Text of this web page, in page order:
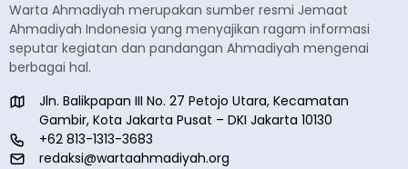
Warta Ahmadiyah merupakan sumber resmi Jemaat
Ahmadiyah Indonesia yang menyajikan ragam informasi
seputar kegiatan dan pandangan Ahmadiyah mengenai
berbagai hal.
Jln. Balikpapan III No. 27 Petojo Utara, Kecamatan
Gambir, Kota Jakarta Pusat – DKI Jakarta 10130
+62 813-1313-3683
redaksi@wartaahmadiyah.org